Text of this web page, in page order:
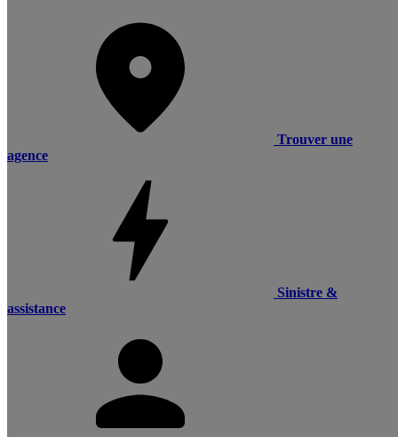
Trouver une
agence
Sinistre &
assistance